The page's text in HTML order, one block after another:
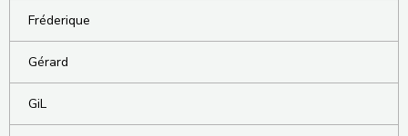
Fréderique
Gérard
GiL